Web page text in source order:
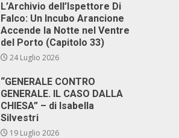
L’Archivio dell’Ispettore Di
Falco: Un Incubo Arancione
Accende la Notte nel Ventre
del Porto (Capitolo 33)
24 Luglio 2026
“GENERALE CONTRO
GENERALE. IL CASO DALLA
CHIESA” – di Isabella
Silvestri
19 Luglio 2026